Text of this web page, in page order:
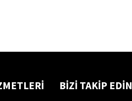
BİZİ TAKİP EDİN